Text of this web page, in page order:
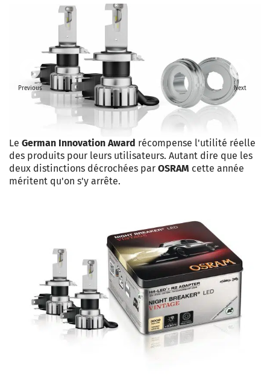
Previous Next
Le German Innovation Award récompense l'utilité réelle
des produits pour leurs utilisateurs. Autant dire que les
deux distinctions décrochées par OSRAM cette année
méritent qu'on s'y arrête.